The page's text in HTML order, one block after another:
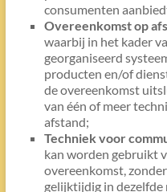
consumenten
Overeenkomst op
waarbij in het kader
georganiseerd
producten en/of
de overeenkomst
van één of meer
afstand;
Techniek voor
kan worden gebruikt
overeenkomst,
gelijktijdig in dezelfde